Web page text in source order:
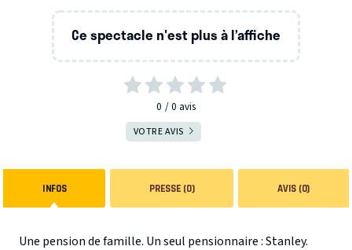
Ce spectacle n'est plus à l’affiche
0 0 avis
VOTRE AVIS
INFOS PRESSE (0) AVIS (0)
Une pension de famille. Un seul pensionnaire : Stanley.